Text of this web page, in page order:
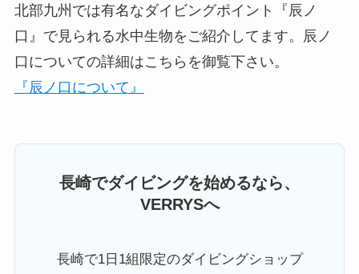
北部九州では有名なダイビングポイント『辰ノ
口』で見られる水中生物をご紹介してます。辰ノ
口についての詳細はこちらを御覧下さい。
『辰ノ口について』
長崎でダイビングを始めるなら、
VERRYSへ
長崎で1日1組限定のダイビングショップ